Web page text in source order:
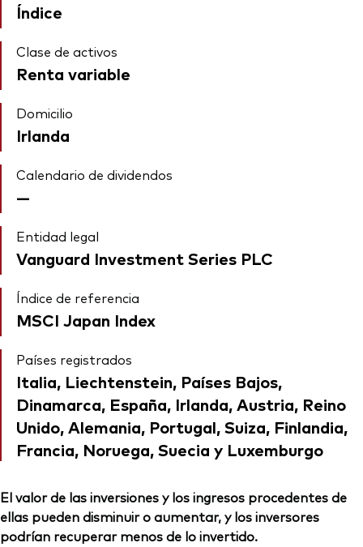
Índice
Clase de activos
Renta variable
Domicilio
Irlanda
Calendario de dividendos
—
Entidad legal
Vanguard Investment Series PLC
Índice de referencia
MSCI Japan Index
Países registrados
Italia, Liechtenstein, Países Bajos,
Dinamarca, España, Irlanda, Austria, Reino
Unido, Alemania, Portugal, Suiza, Finlandia,
Francia, Noruega, Suecia y Luxemburgo
El valor de las inversiones y los ingresos procedentes de
ellas pueden disminuir o aumentar, y los inversores
podrían recuperar menos de lo invertido.